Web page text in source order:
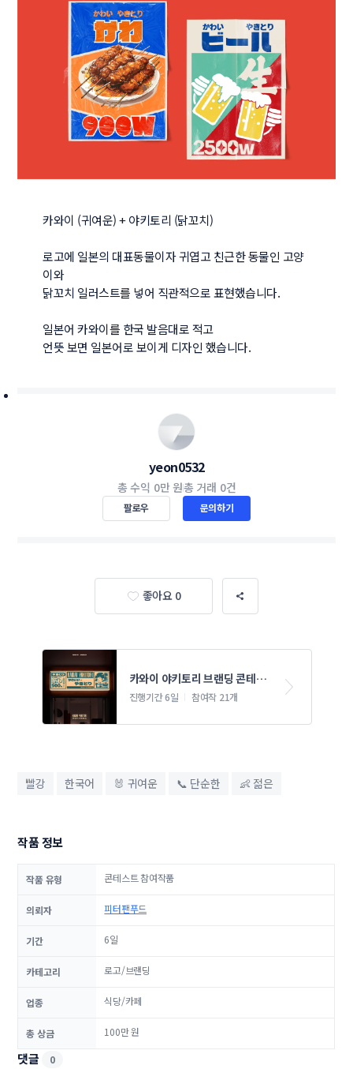
카와이 (귀여운) + 야키토리 (닭꼬치)
로고에 일본의 대표동물이자 귀엽고 친근한 동물인 고양
이와
닭꼬치 일러스트를 넣어 직관적으로 표현했습니다.
일본어 카와이를 한국 발음대로 적고
언뜻 보면 일본어로 보이게 디자인 했습니다.
yeon0532
총 수익 0만 원총 거래 0건
팔로우 문의하기
좋아요 0
카와이 야키토리 브랜딩 콘테스
트
진행기간 6일 참여작 21개
빨강 한국어 🐰 귀여운 📞 단순한 👶 젊은
작품 정보
작품 유형 콘테스트 참여작품
의뢰자 피터팬푸드
기간 6일
카테고리 로고/브랜딩
업종 식당/카페
총 상금 100만 원
댓글 0